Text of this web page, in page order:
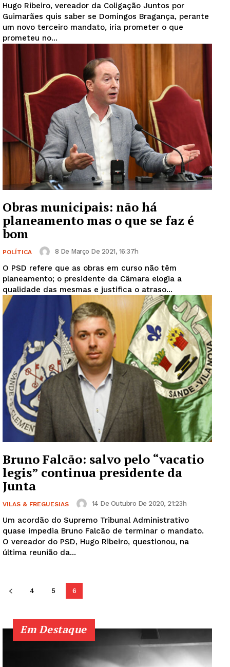
Guimarães, agora!
Hugo Ribeiro, vereador da Coligação Juntos por
Guimarães quis saber se Domingos Bragança, perante
um novo terceiro mandato, iria prometer o que
prometeu no...
Obras municipais: não há
planeamento mas o que se faz é
bom
POLÍTICA 8 De Março De 2021, 16:37h
O PSD refere que as obras em curso não têm
planeamento; o presidente da Câmara elogia a
qualidade das mesmas e justifica o atraso...
Bruno Falcão: salvo pelo “vacatio
legis” continua presidente da
Junta
VILAS & FREGUESIAS 14 De Outubro De 2020, 21:23h
Um acordão do Supremo Tribunal Administrativo
quase impedia Bruno Falcão de terminar o mandato.
O vereador do PSD, Hugo Ribeiro, questionou, na
última reunião da...
4 5 6
Em Destaque